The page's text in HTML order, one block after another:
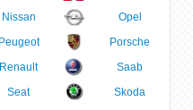
Nissan
Opel
Peugeot
Porsche
Renault
Saab
Seat
Skoda